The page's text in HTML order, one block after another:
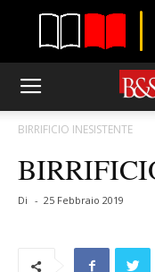
BIRRIFICIO INESISTENTE
Di - 25 Febbraio 2019